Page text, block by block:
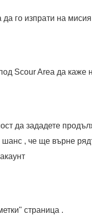
да го изпрати на
Scour Area да каже
да зададете
, че ще върне
страница .